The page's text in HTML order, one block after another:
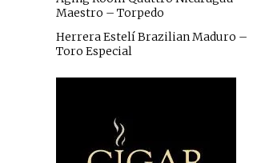
Maestro – Torpedo
Herrera Estelí Brazilian Maduro –
Toro Especial